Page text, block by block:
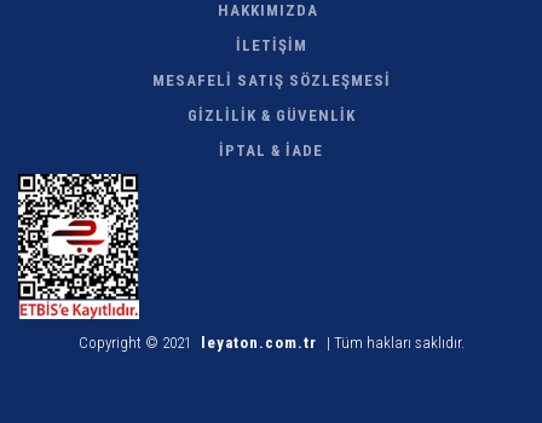
HAKKIMIZDA
İLETİŞİM
MESAFELİ SATIŞ SÖZLEŞMESİ
GİZLİLİK & GÜVENLİK
İPTAL & İADE
Copyright © 2021 leyaton.com.tr | Tüm hakları saklıdır.